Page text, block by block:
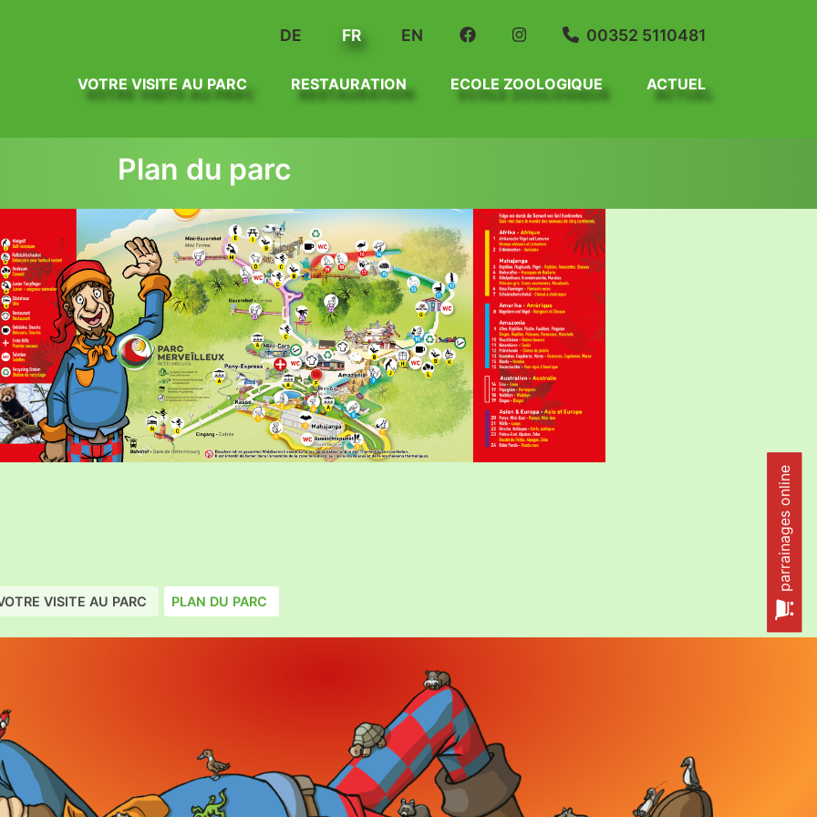
DE FR EN 00352 5110481
VOTRE VISITE AU PARC RESTAURATION ECOLE ZOOLOGIQUE ACTUEL
Plan du parc
VISITE AU PARC PLAN DU PARC
parrainages online